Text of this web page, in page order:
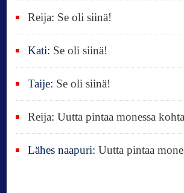
Reija: Se oli siinä!
Kati: Se oli siinä!
Taije: Se oli siinä!
Reija:Uutta pintaa monessa
Lähes naapuri:Uutta pintaa